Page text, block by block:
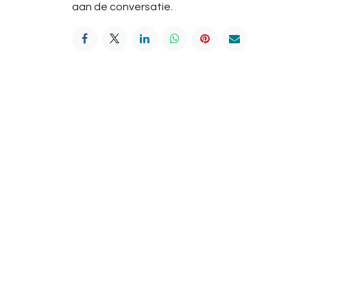
aan de conversatie.